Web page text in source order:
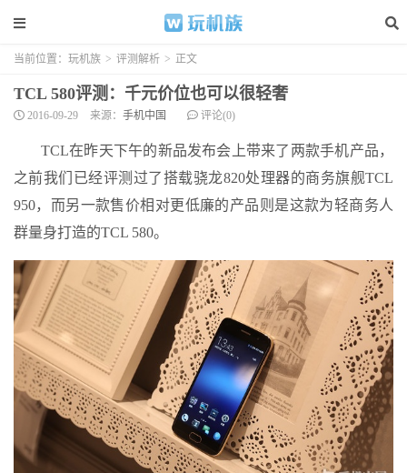
当前位置： 玩机族 > 评测解析 > 正文
TCL 580评测：千元价位也可以很轻奢
2016-09-29 来源： 手机中国 评论(0)
TCL在昨天下午的新品发布会上带来了两款手机产品，
之前我们已经评测过了搭载骁龙820处理器的商务旗舰TCL
950，而另一款售价相对更低廉的产品则是这款为轻商务人
群量身打造的TCL 580。